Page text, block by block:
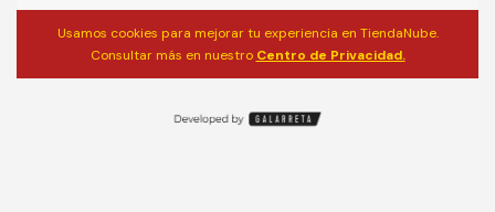
Usamos cookies para mejorar tu experiencia en TiendaNube.
Consultar más en nuestro Centro de Privacidad.